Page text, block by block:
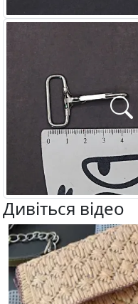
Дивіться відео